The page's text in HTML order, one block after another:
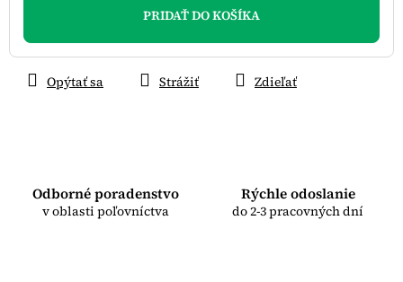
PRIDAŤ DO KOŠÍKA
Odborné poradenstvo
v oblasti poľovníctva
Rýchle odoslanie
do 2-3 pracovných dní
Opýtať sa Strážiť Zdieľať